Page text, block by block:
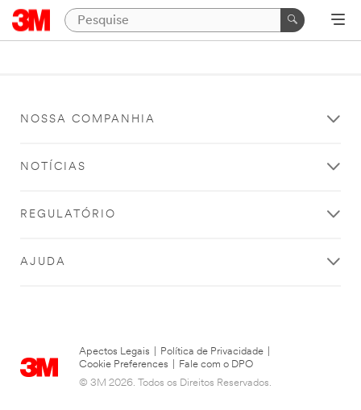
NOSSA COMPANHIA
NOTÍCIAS
REGULATÓRIO
AJUDA
Apectos Legais Política de Privacidade
Cookie Preferences
Fale com o DPO
© 3M 2026. Todos os Direitos Reservados.